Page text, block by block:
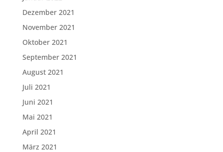
Dezember 2021
November 2021
Oktober 2021
September 2021
August 2021
Juli 2021
Juni 2021
Mai 2021
April 2021
März 2021